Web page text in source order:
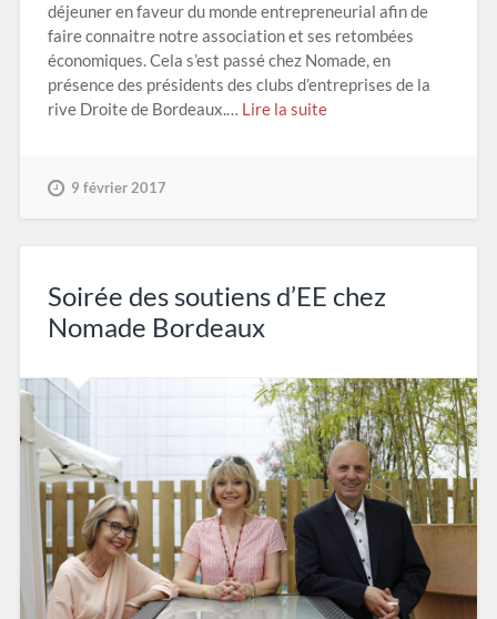
déjeuner en faveur du monde entrepreneurial afin de
faire connaitre notre association et ses retombées
économiques. Cela s’est passé chez Nomade, en
présence des présidents des clubs d’entreprises de la
rive Droite de Bordeaux.… Lire la suite
9 février 2017
Soirée des soutiens d’EE chez
Nomade Bordeaux